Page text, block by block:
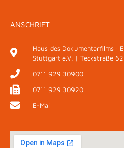
ANSCHRIFT
Haus des Dokumentarfilms ·
Stuttgart e.V. | Teckstraße
0711 929 30900
0711 929 30920
E-Mail